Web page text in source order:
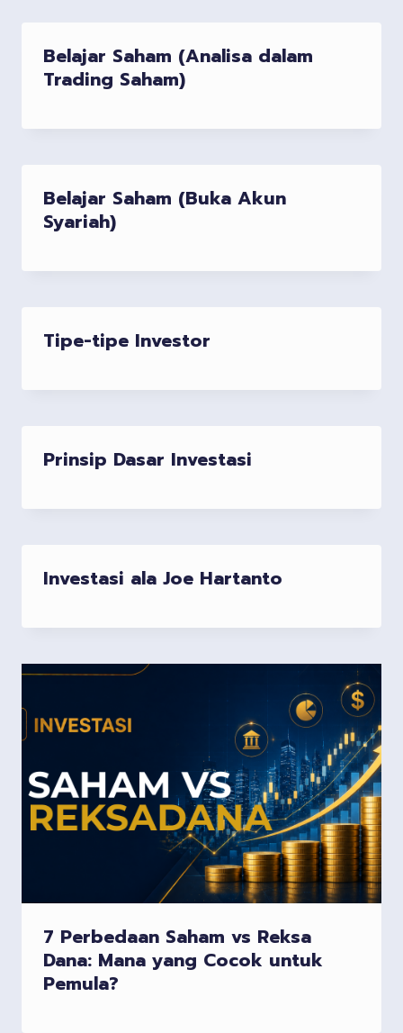
Belajar Saham (Analisa dalam
Trading Saham)
Belajar Saham (Buka Akun
Syariah)
Tipe-tipe Investor
Prinsip Dasar Investasi
Investasi ala Joe Hartanto
7 Perbedaan Saham vs Reksa
Dana: Mana yang Cocok untuk
Pemula?